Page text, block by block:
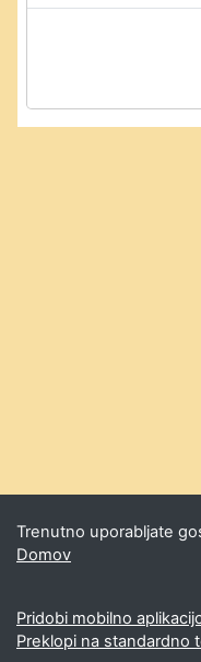
Trenutno uporabljate
Domov
Pridobi mobilno
Preklopi na standardno